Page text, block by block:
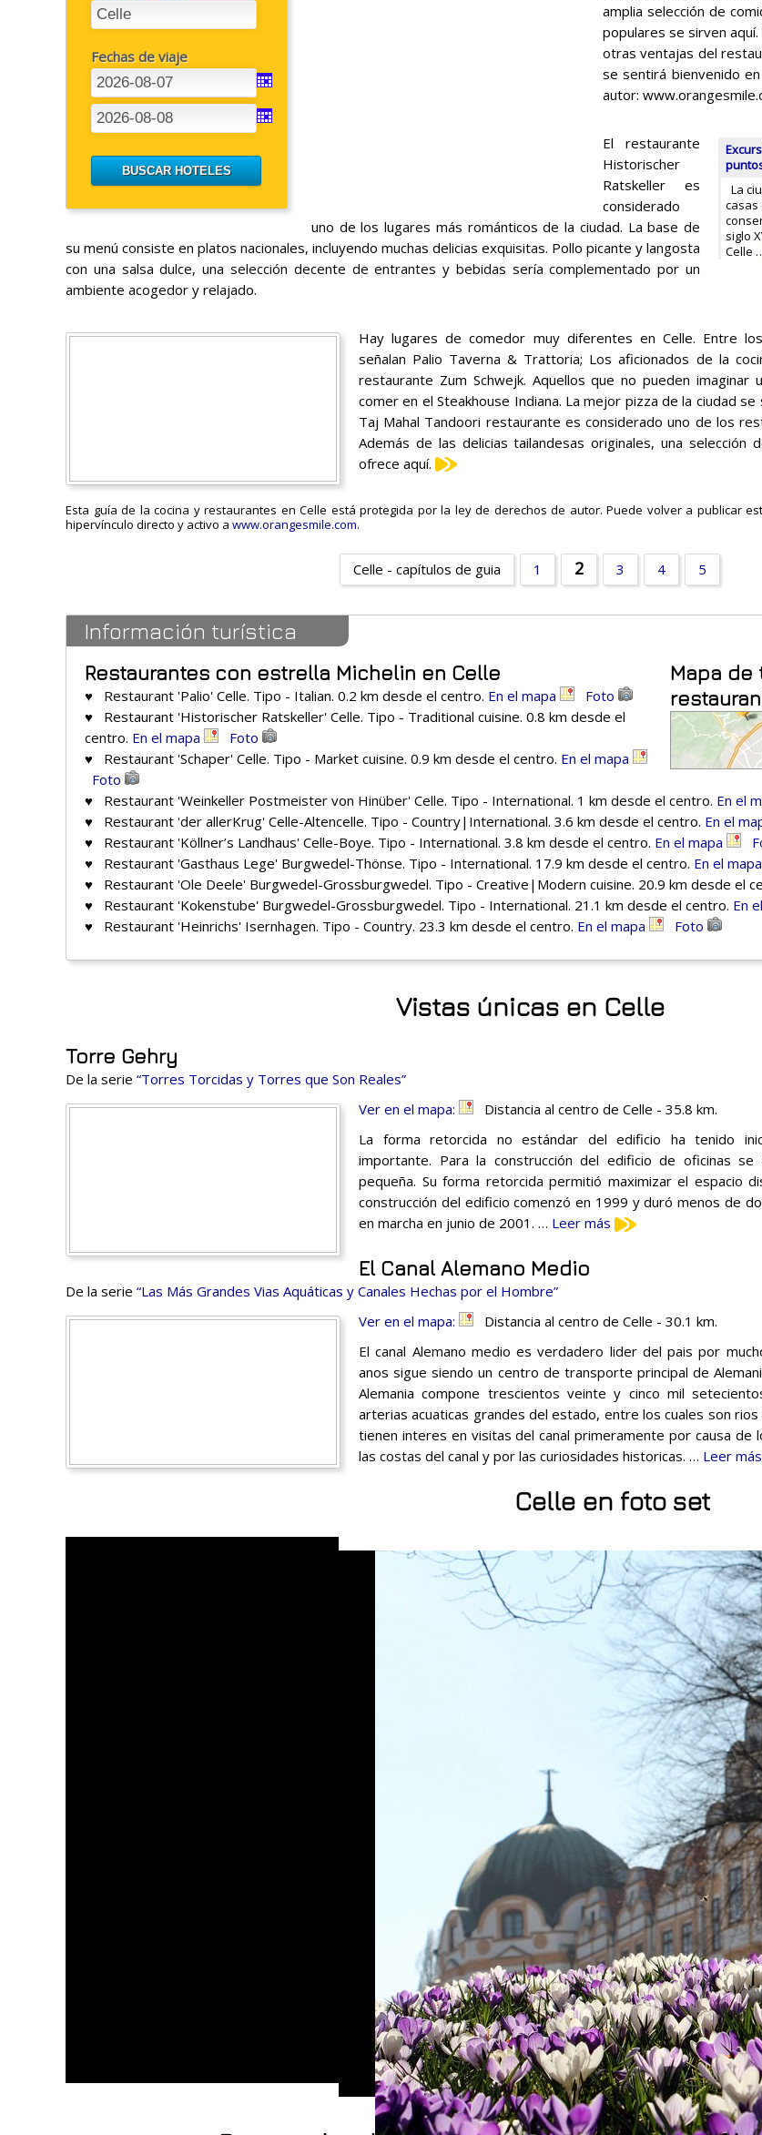
Fechas de viaje
amplia selección de
populares se sirven
otras ventajas del
se sentirá bienvenido
autor:
La
casas
siglo
Celle
El restaurante
Historischer
Ratskeller es
considerado
uno de los lugares más románticos de la ciudad. La base de
su menú consiste en platos nacionales, incluyendo muchas delicias exquisitas. Pollo picante y langosta
con una salsa dulce, una selección decente de entrantes y bebidas sería complementado por un
ambiente acogedor y relajado.
Hay lugares de comedor muy diferentes en Celle. Entre
señalan Palio Taverna & Trattoria; Los aficionados de la
restaurante Zum Schwejk. Aquellos que no pueden imaginar
comer en el Steakhouse Indiana. La mejor pizza de la ciudad
Taj Mahal Tandoori restaurante es considerado uno de los
Además de las delicias tailandesas originales, una selección
ofrece aquí.
Esta guía de la cocina y restaurantes en Celle está protegida por la ley de derechos de autor. Puede volver a publicar
hipervínculo directo y activo a www.orangesmile.com.
Celle - capítulos de guia 1 2 3 4 5
Información turística
Mapa de
Restaurantes con estrella Michelin en Celle
♥ Restaurant 'Palio' Celle. Tipo - Italian. 0.2 km desde el centro. En el mapa
Foto
♥ Restaurant 'Historischer Ratskeller' Celle. Tipo - Traditional cuisine. 0.8 km desde el
centro. En el mapa
Foto
♥ Restaurant 'Schaper' Celle. Tipo - Market cuisine. 0.9 km desde el centro. En el mapa
Foto
♥ Restaurant 'Weinkeller Postmeister von Hinüber' Celle. Tipo - International. 1 km desde el centro. En el
♥ Restaurant 'der allerKrug' Celle-Altencelle. Tipo - Country|International. 3.6 km desde el centro. En el
♥ Restaurant 'Köllner’s Landhaus' Celle-Boye. Tipo - International. 3.8 km desde el centro. En el mapa
♥ Restaurant 'Gasthaus Lege' Burgwedel-Thönse. Tipo - International. 17.9 km desde el centro. En el mapa
♥ Restaurant 'Ole Deele' Burgwedel-Grossburgwedel. Tipo - Creative|Modern cuisine. 20.9 km desde el
♥ Restaurant 'Kokenstube' Burgwedel-Grossburgwedel. Tipo - International. 21.1 km desde el centro. En
♥ Restaurant 'Heinrichs' Isernhagen. Tipo - Country. 23.3 km desde el centro. En el mapa Foto
Vistas únicas en Celle
Torre Gehry
De la serie “Torres Torcidas y Torres que Son Reales”
Ver en el mapa:
Distancia al centro de Celle - 35.8 km.
La forma retorcida no estándar del edificio ha tenido
importante. Para la construcción del edificio de oficinas se
pequeña. Su forma retorcida permitió maximizar el espacio
construcción del edificio comenzó en 1999 y duró menos de
en marcha en junio de 2001. … Leer más
El Canal Alemano Medio
De la serie “Las Más Grandes Vias Aquáticas y Canales Hechas por el Hombre”
Ver en el mapa:
Distancia al centro de Celle - 30.1 km.
El canal Alemano medio es verdadero lider del pais por
anos sigue siendo un centro de transporte principal de
Alemania compone trescientos veinte y cinco mil
arterias acuaticas grandes del estado, entre los cuales son
tienen interes en visitas del canal primeramente por causa
las costas del canal y por las curiosidades historicas. … Leer más
Celle en foto set